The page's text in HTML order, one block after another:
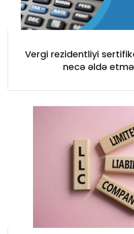
Vergi rezidentliyi
necə əldə